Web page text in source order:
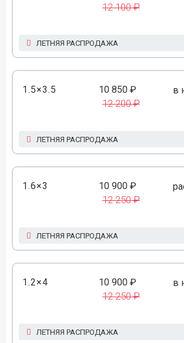
12 100 ₽
ЛЕТНЯЯ РАСПРОДАЖА
1.5×3.5 10 850 ₽
12 200 ₽
в
ЛЕТНЯЯ РАСПРОДАЖА
1.6×3 10 900 ₽
12 250 ₽
ЛЕТНЯЯ РАСПРОДАЖА
1.2×4 10 900 ₽
12 250 ₽
в
ЛЕТНЯЯ РАСПРОДАЖА